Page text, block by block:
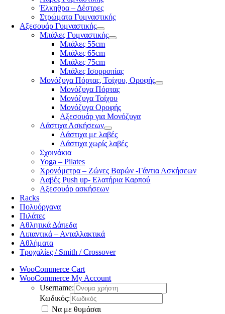
Έλκηθρα – Δέστρες
Στρώματα Γυμναστικής
Αξεσουάρ Γυμναστικής
Μπάλες Γυμναστικής
Μπάλες 55cm
Μπάλες 65cm
Μπάλες 75cm
Μπάλες Ισορροπίας
Μονόζυγα Πόρτας, Τοίχου, Οροφής
Μονόζυγα Πόρτας
Μονόζυγα Τοίχου
Μονόζυγα Οροφής
Αξεσουάρ για Μονόζυγα
Λάστιχα Ασκήσεων
Λάστιχα με λαβές
Λάστιχα χωρίς λαβές
Σχοινάκια
Yoga – Pilates
Χρονόμετρα – Ζώνες Βαρών -Γάντια Ασκήσεων
Λαβές Push up- Ελατήρια Καρπού
Αξεσουάρ ασκήσεων
Racks
Πολυόργανα
Πιλάτες
Αθλητικά Δάπεδα
Λιπαντικά – Ανταλλακτικά
Αθλήματα
Τροχαλίες / Smith / Crossover
WooCommerce Cart
WooCommerce My Account
Username:
Κωδικός:
Να με θυμάσαι